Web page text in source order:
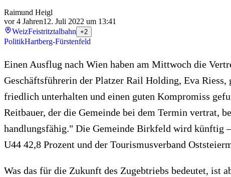
Raimund Heigl
vor 4 Jahren12. Juli 2022 um 13:41
WeizFeistritztalbahn +2
PolitikHartberg-Fürstenfeld
Einen Ausflug nach Wien haben am Mittwoch die
Geschäftsführerin der Platzer Rail Holding, Eva
friedlich unterhalten und einen guten Kompromiss
Reitbauer, der die Gemeinde bei dem Termin vertrat,
handlungsfähig." Die Gemeinde Birkfeld wird künftig
U44 42,8 Prozent und der Tourismusverband
Was das für die Zukunft des Zugebtriebs bedeutet, ist